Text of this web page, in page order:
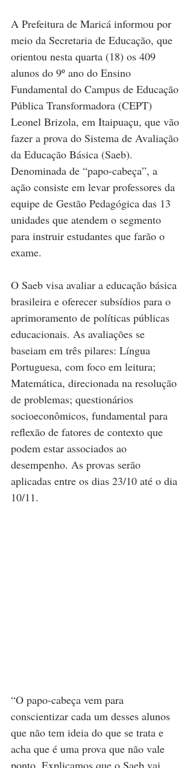
A Prefeitura de Maricá informou por
meio da Secretaria de Educação, que
orientou nesta quarta (18) os 409
alunos do 9º ano do Ensino
Fundamental do Campus de Educação
Pública Transformadora (CEPT)
Leonel Brizola, em Itaipuaçu, que vão
fazer a prova do Sistema de Avaliação
da Educação Básica (Saeb).
Denominada de “papo-cabeça”, a
ação consiste em levar professores da
equipe de Gestão Pedagógica das 13
unidades que atendem o segmento
para instruir estudantes que farão o
exame.
O Saeb visa avaliar a educação básica
brasileira e oferecer subsídios para o
aprimoramento de políticas públicas
educacionais. As avaliações se
baseiam em três pilares: Língua
Portuguesa, com foco em leitura;
Matemática, direcionada na resolução
de problemas; questionários
socioeconômicos, fundamental para
reflexão de fatores de contexto que
podem estar associados ao
desempenho. As provas serão
aplicadas entre os dias 23/10 até o dia
10/11.
“O papo-cabeça vem para
conscientizar cada um desses alunos
que não tem ideia do que se trata e
acha que é uma prova que não vale